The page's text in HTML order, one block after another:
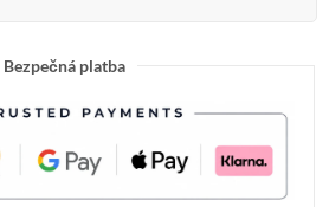
Bezpečná platba